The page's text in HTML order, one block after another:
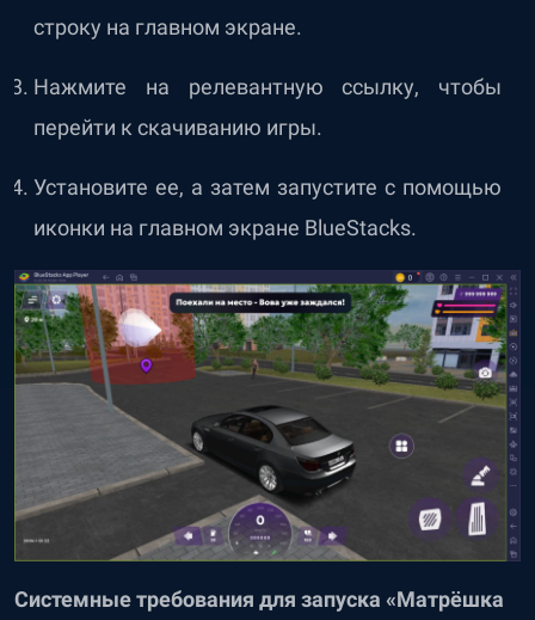
строку на главном экране.
Нажмите на релевантную ссылку, чтобы
перейти к скачиванию игры.
Установите ее, а затем запустите с помощью
иконки на главном экране BlueStacks.
Системные требования для запуска «Матрёшка